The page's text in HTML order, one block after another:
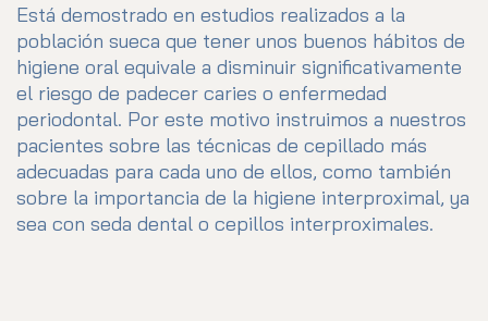
Está demostrado en estudios realizados a la
población sueca que tener unos buenos hábitos de
higiene oral equivale a disminuir significativamente
el riesgo de padecer caries o enfermedad
periodontal. Por este motivo instruimos a nuestros
pacientes sobre las técnicas de cepillado más
adecuadas para cada uno de ellos, como también
sobre la importancia de la higiene interproximal, ya
sea con seda dental o cepillos interproximales.